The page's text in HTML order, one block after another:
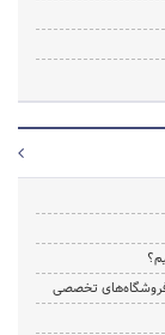
فروشگاه‌های تخصصی